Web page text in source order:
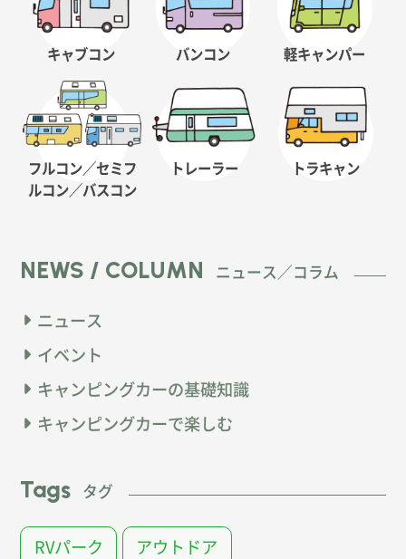
キャブコン バンコン 軽キャンパー
フルコン／セミフ
ルコン／バスコン
トレーラー トラキャン
NEWS / COLUMN ニュース／コラム
ニュース
イベント
キャンピングカーの基礎知識
キャンピングカーで楽しむ
Tags タグ
RVパーク アウトドア